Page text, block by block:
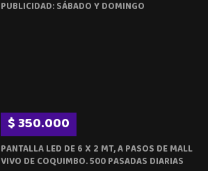
PUBLICIDAD: SÁBADO Y DOMINGO
$ 350.000
PANTALLA LED DE 6 X 2 MT, A PASOS DE MALL
VIVO DE COQUIMBO. 500 PASADAS DIARIAS